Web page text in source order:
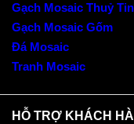
Gạch Mosaic Thuỷ
Gạch Mosaic Gốm
Đá Mosaic
Tranh Mosaic
HỖ TRỢ KHÁCH